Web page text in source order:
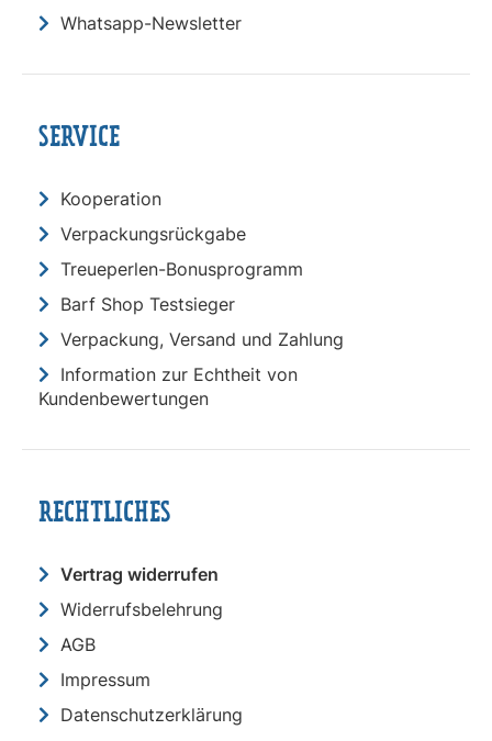
Whatsapp-Newsletter
SERVICE
Kooperation
Verpackungsrückgabe
Treueperlen-Bonusprogramm
Barf Shop Testsieger
Verpackung, Versand und Zahlung
Information zur Echtheit von
Kundenbewertungen
RECHTLICHES
Vertrag widerrufen
Widerrufsbelehrung
AGB
Impressum
Datenschutzerklärung